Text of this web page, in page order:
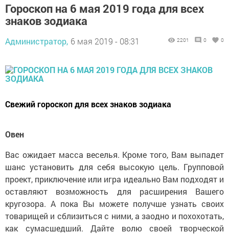
Гороскоп на 6 мая 2019 года для всех
знаков зодиака
Администратор, 6 мая 2019 - 08:31 2201 0 0
Свежий гороскоп для всех знаков зодиака
Овен
Вас ожидает масса веселья. Кроме того, Вам выпадет
шанс установить для себя высокую цель. Групповой
проект, приключение или игра идеально Вам подходят и
оставляют возможность для расширения Вашего
кругозора. А пока Вы можете получше узнать своих
товарищей и сблизиться с ними, а заодно и похохотать,
как сумасшедший. Дайте волю своей творческой